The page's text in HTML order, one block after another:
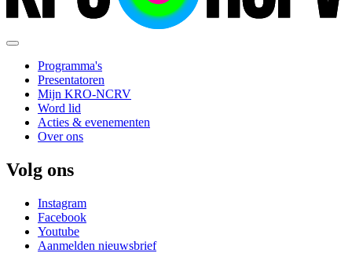
Programma's
Presentatoren
Mijn KRO-NCRV
Word lid
Acties & evenementen
Over ons
Volg ons
Instagram
Facebook
Youtube
Aanmelden nieuwsbrief